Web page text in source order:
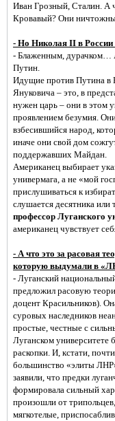
Иван Грозный, Сталин. А
Кровавый? Они
- Но Николая II в
- Блаженным, дурачком…
Путин.
Идущие против Путина в
Януковича – это, в
нужен царь – они в этом
проявлением безумия.
взбесившийся народ,
иначе они свой дом
поддержавших Майдан.
Американец выбирает
универмага, а не «мой
прислушиваться к
слушается десятника или
профессор Луганского
американец чувствует
- А что это за расовая
которую выдумали в
- Луганский
предложил расовую
доцент Красильников).
суровых наследников
простые, честные с
Луганском университете
раскопки. И, кстати,
большинство «элиты
заявили, что предки
формировала сильный
произошли от
мягкотелые,